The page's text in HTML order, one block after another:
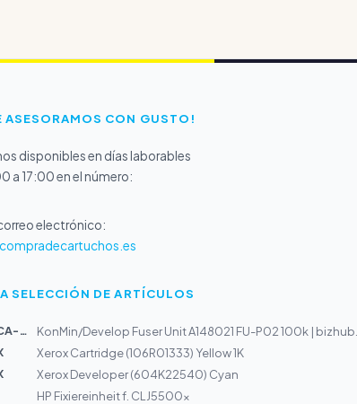
ASESORAMOS CON GUSTO!
disponibles en días laborables
a 17:00 en el número:
electrónico:
SELECCIÓN DE ARTÍCULOS
KONICA-MIN...
KonMin/Develop Fuser Unit A148021 FU-P02 100k | bizhub...
Xerox Cartridge (106R01333) Yellow 1K
Xerox Developer (604K22540) Cyan
HP Fixiereinheit f. CLJ5500x